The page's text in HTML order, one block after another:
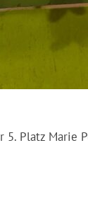
5. Platz Marie